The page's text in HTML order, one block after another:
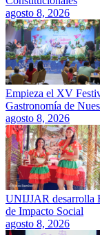
agosto 8, 2026
Empieza el XV
Gastronomía de
agosto 8, 2026
UNIJJAR desarrolla
de Impacto Social
agosto 8, 2026